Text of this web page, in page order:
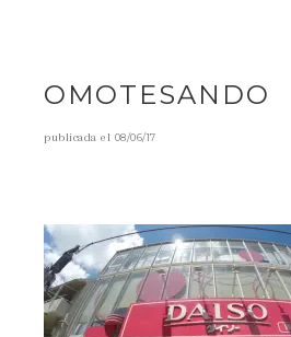
OMOTESANDO
publicada el 08/06/17